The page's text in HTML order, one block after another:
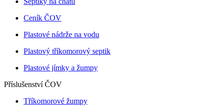
Ceník ČOV
Plastové nádrže na vodu
Plastový tříkomorový septik
Plastové jímky a žumpy
Příslušenství ČOV
Tříkomorové žumpy